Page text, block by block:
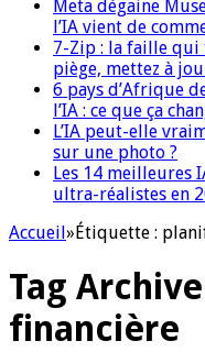
Meta dégaine
l’IA vient de
7-Zip : la faille qui
piège, mettez à
6 pays d’Afrique
l’IA : ce que ça
L’IA peut-elle
sur une photo ?
Les 14 meilleures
ultra-réalistes en
Accueil»Étiquette :
Tag
financière